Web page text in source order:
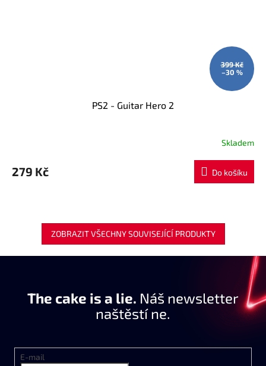
399 Kč
–30 %
PS2 - Guitar Hero 2
Skladem
279 Kč Do košíku
ZOBRAZIT VŠECHNY SOUVISEJÍCÍ PRODUKTY
The cake is a lie. Náš newsletter
naštěstí ne.
E-mail